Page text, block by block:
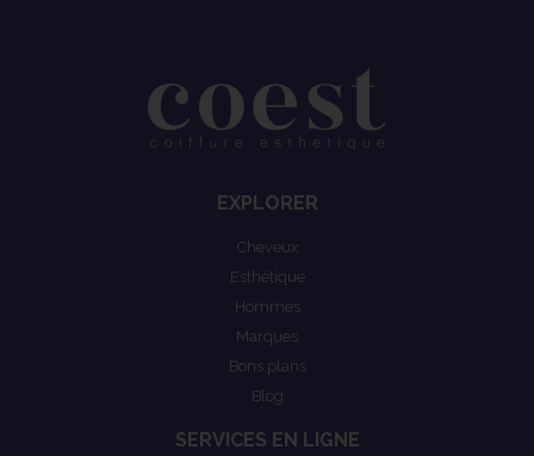
EXPLORER
Cheveux
Esthétique
Hommes
Marques
Bons plans
Blog
SERVICES EN LIGNE